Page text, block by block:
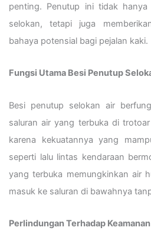
penting. Penutup ini tidak
selokan, tetapi juga
bahaya potensial bagi pejalan kaki.
Fungsi Utama Besi Penutup
Besi penutup selokan air
saluran air yang terbuka di
karena kekuatannya yang
seperti lalu lintas kendaraan
yang terbuka memungkinkan air
masuk ke saluran di bawahnya
Perlindungan Terhadap